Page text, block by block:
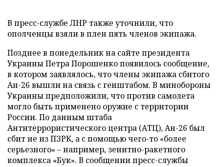
В пресс-службе ЛНР также уточнили, что
ополченцы взяли в плен пять членов экипажа.
Позднее в понедельник на сайте президента
Украины Петра Порошенко появилось сообщение,
в котором заявлялось, что члены экипажа сбитого
Ан-26 вышли на связь с генштабом. В минобороны
Украины предположили, что против самолета
могло быть применено оружие с территории
России. По данным штаба
Антитеррористического центра (АТЦ), Ан-26 был
сбит не из ПЗРК, а с помощью чего-то «более
серьезного» –например, зенитно-ракетного
комплекса «Бук». В сообщении пресс-службы